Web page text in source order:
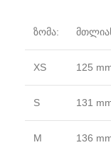
ზომა:
XS 125
S 131
M 136